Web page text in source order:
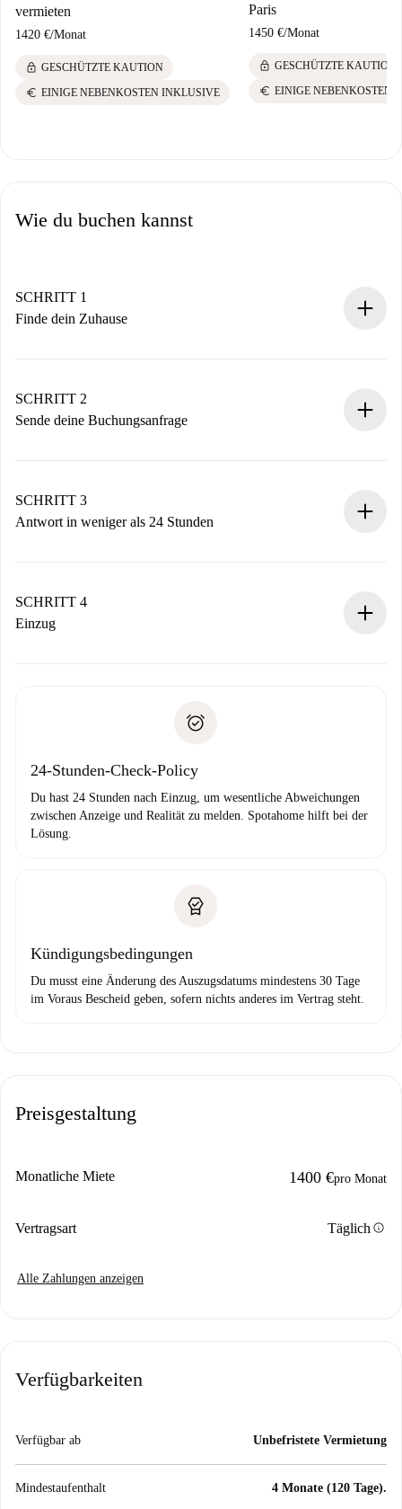
vermieten
1420 €/Monat
lock GESCHÜTZTE KAUTION
euro EINIGE NEBENKOSTEN INKLUSIVE
Paris
1450 €/Monat
lock GESCHÜTZTE KAUTION
euro EINIGE NEBENKOSTEN
Wie du buchen kannst
SCHRITT 1
Finde dein Zuhause
Du erhältst alle notwendigen Informationen im Voraus.
SCHRITT 2
Sende deine Buchungsanfrage
Denk daran, dass wir dich erst belasten, wenn der
Vermieter zustimmt.
SCHRITT 3
Antwort in weniger als 24 Stunden
stellen den Kontakt her.
Wenn der Vermieter ablehnen muss, entstehen keine
SCHRITT 4
Einzug
24-Stunden-Check-Policy
Du hast 24 Stunden nach Einzug, um wesentliche Abweichungen
zwischen Anzeige und Realität zu melden. Spotahome hilft bei der
Lösung.
Kündigungsbedingungen
Du musst eine Änderung des Auszugsdatums mindestens 30 Tage
im Voraus Bescheid geben, sofern nichts anderes im Vertrag steht.
Preisgestaltung
Monatliche Miete 1400 €pro Monat
Vertragsart Täglichinfo
Alle Zahlungen anzeigen
Verfügbarkeiten
Verfügbar ab Unbefristete Vermietung
Mindestaufenthalt 4 Monate (120 Tage).